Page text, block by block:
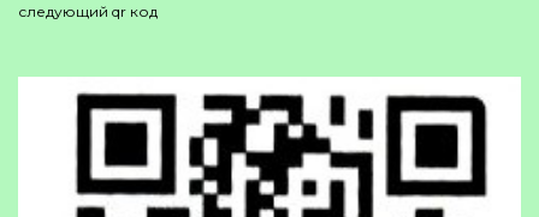
следующий qr код